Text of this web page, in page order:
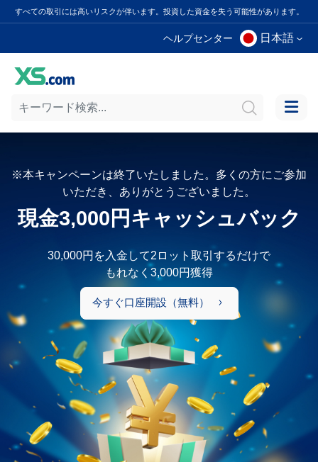
すべての取引には高いリスクが伴います。投資した資金を失う可能性があります。
ヘルプセンター 日本語
※本キャンペーンは終了いたしました。多くの方にご参加
いただき、ありがとうございました。
現金3,000円キャッシュバック
30,000円を入金して2ロット取引するだけで
もれなく3,000円獲得
今すぐ口座開設（無料）